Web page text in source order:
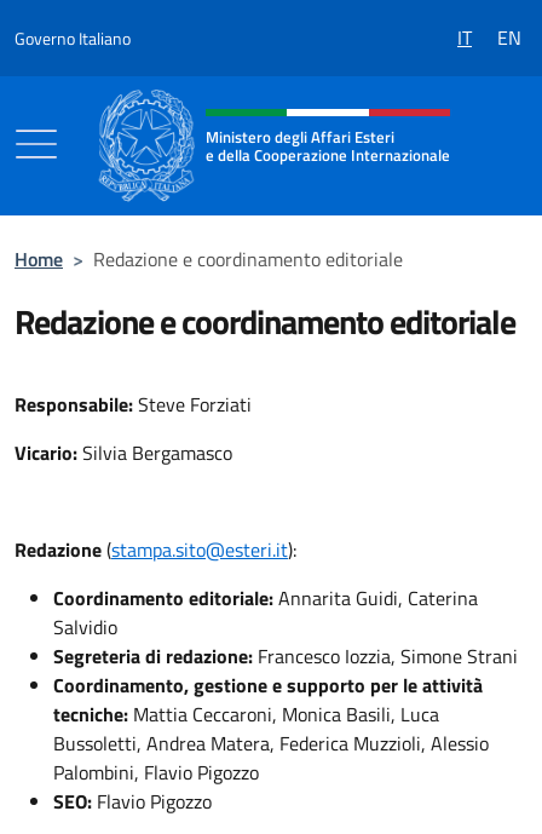
Governo Italiano IT EN
Intestazione sito, social e menù
Ministero degli Affari Esteri
e della Cooperazione Internazionale
Home > Redazione e coordinamento editoriale
Redazione e coordinamento editoriale
Responsabile:Steve Forziati
Vicario:Silvia Bergamasco
Redazione(stampa.sito@esteri.it):
Coordinamento editoriale:Annarita Guidi, Caterina
Salvidio
Segreteria di redazione: Francesco Iozzia, Simone Strani
Coordinamento, gestione e supporto per le attività
tecniche: Mattia Ceccaroni, Monica Basili, Luca
Bussoletti, Andrea Matera, Federica Muzzioli, Alessio
Palombini, Flavio Pigozzo
SEO: Flavio Pigozzo